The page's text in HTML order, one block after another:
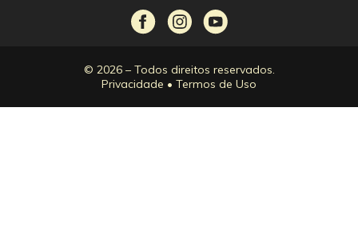
© 2026 – Todos direitos reservados.
Privacidade • Termos de Uso